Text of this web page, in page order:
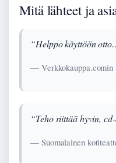
Mitä lähteet ja
“Helppo käyttöön
— Verkkokauppa.comin
“Teho riittää hyvin,
— Suomalainen